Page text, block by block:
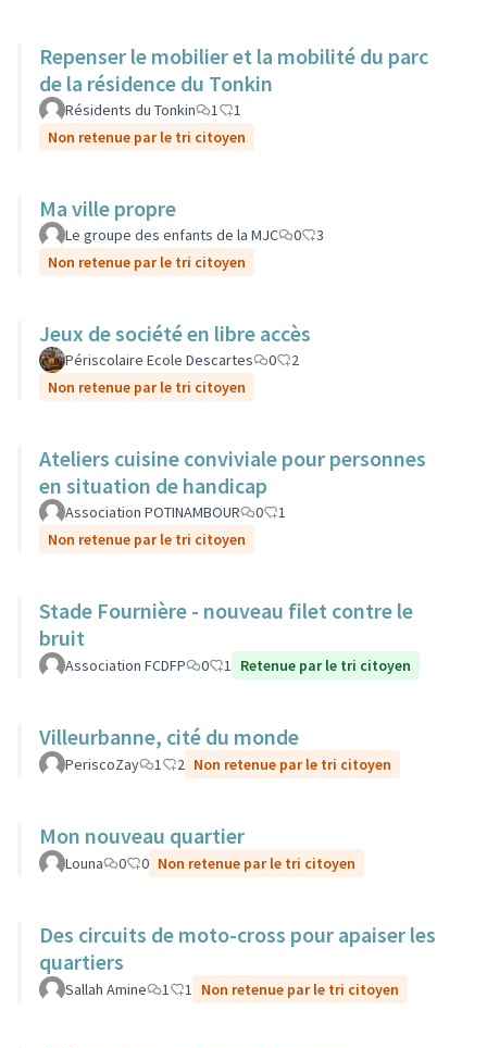
Repenser le mobilier et la mobilité du parc
de la résidence du Tonkin
Résidents du Tonkin 1
1
Non retenue par le tri citoyen
Ma ville propre
Le groupe des enfants de la MJC 0
3
Non retenue par le tri citoyen
Jeux de société en libre accès
Périscolaire Ecole Descartes 0
2
Non retenue par le tri citoyen
Ateliers cuisine conviviale pour personnes
en situation de handicap
Association POTINAMBOUR 0
1
Non retenue par le tri citoyen
Stade Fournière - nouveau filet contre le
bruit
Association FCDFP 0 1 Retenue par le tri citoyen
Villeurbanne, cité du monde
PeriscoZay 1 2 Non retenue par le tri citoyen
Mon nouveau quartier
Louna 0 0 Non retenue par le tri citoyen
Des circuits de moto-cross pour apaiser les
quartiers
Sallah Amine 1 1 Non retenue par le tri citoyen